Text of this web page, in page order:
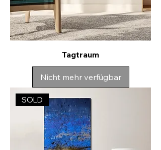
Tagtraum
Nicht mehr verfügbar
SOLD